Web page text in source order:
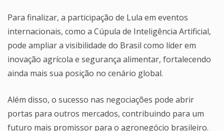
Para finalizar, a participação de Lula em eventos
internacionais, como a Cúpula de Inteligência Artificial,
pode ampliar a visibilidade do Brasil como líder em
inovação agrícola e segurança alimentar, fortalecendo
ainda mais sua posição no cenário global.
Além disso, o sucesso nas negociações pode abrir
portas para outros mercados, contribuindo para um
futuro mais promissor para o agronegócio brasileiro.